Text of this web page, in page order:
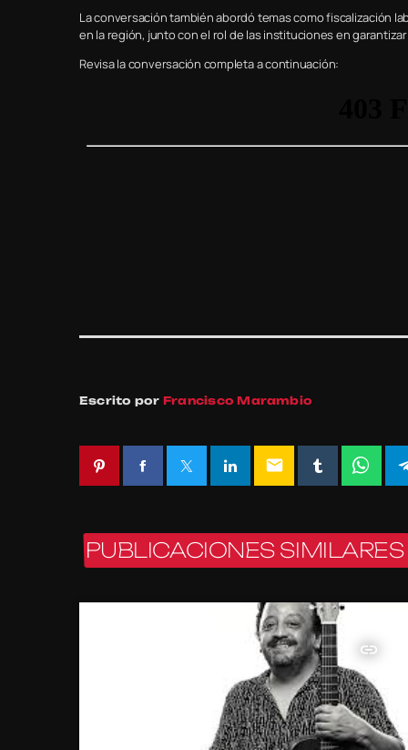
La conversación también abordó temas como fiscalización
en la región, junto con el rol de las instituciones en
Revisa la conversación completa a continuación:
Escrito por Francisco Marambio
email
PUBLICACIONES SIMILARES
insert_link